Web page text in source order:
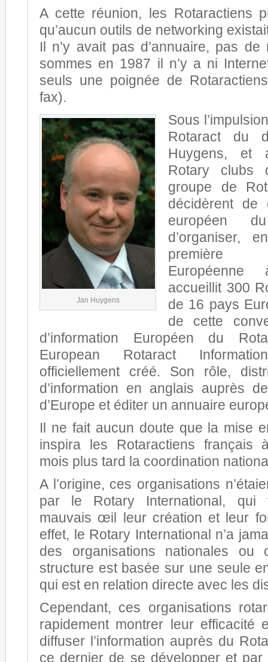
A cette réunion, les Rotaractiens
qu’aucun outils de networking
Il n’y avait pas d’annuaire, pas de
sommes en 1987 il n’y a ni
seuls une poignée de
fax).
Jan Huygens
Sous
Rotaract du
Huygens, et
Rotary clubs
groupe de
décidèrent de
européen
d’organiser,
première
accueillit 300
de 16 pays
de cette
d’information Européen du
European Rotaract
officiellement créé. Son rôle,
d’information en anglais auprès
d’Europe et éditer un annuaire
Il ne fait aucun doute que la mise
inspira les Rotaractiens français
mois plus tard la coordination
A l’origine, ces organisations
par le Rotary International, qui
mauvais œil leur création et leur
effet, le Rotary International n’a
des organisations nationales ou
structure est basée sur une seule
qui est en relation directe avec les
Cependant, ces organisations
rapidement montrer leur efficacité
diffuser l’information auprès du
ce dernier de se développer et